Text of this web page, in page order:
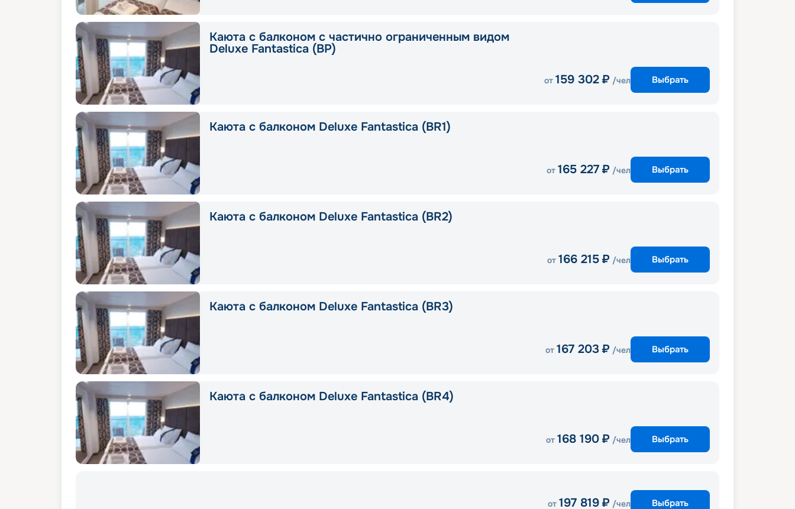
Каюта с балконом с частично ограниченным видом
Deluxe Fantastica (BP)
от 159 302 ₽ /чел Выбрать
Каюта с балконом Deluxe Fantastica (BR1)
от 165 227 ₽ /чел Выбрать
Каюта с балконом Deluxe Fantastica (BR2)
от 166 215 ₽ /чел Выбрать
Каюта с балконом Deluxe Fantastica (BR3)
от 167 203 ₽ /чел Выбрать
Каюта с балконом Deluxe Fantastica (BR4)
от 168 190 ₽ /чел Выбрать
от 197 819 ₽ /чел Выбрать